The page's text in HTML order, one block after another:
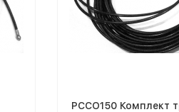
PCCO150 Комплект